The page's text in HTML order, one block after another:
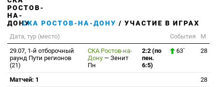
СКА РОСТОВ-НА-ДОНУ / УЧАСТИЕ В ИГРАХ
Дата, тур (место) События
М
29.07, 1-й отборочный
раунд Пути регионов
(21)
СКА Ростов-на-
Дону — Зенит
Пн
2:2 (по
пен.
6:5)
63` 28
Матчей: 1 28